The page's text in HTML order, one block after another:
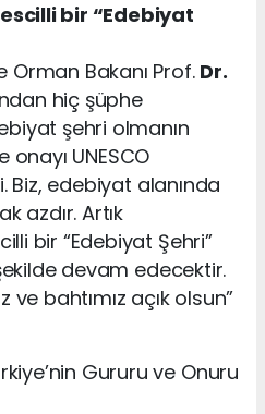
bir “Edebiyat
Orman Bakanı Prof. Dr.
hiç şüphe
şehri olmanın
UNESCO
Biz, edebiyat alanında
azdır. Artık
bir “Edebiyat Şehri”
devam edecektir.
ve bahtımız açık olsun”
Gururu ve Onuru